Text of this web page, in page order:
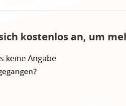
kostenlos an, um
keine Angabe